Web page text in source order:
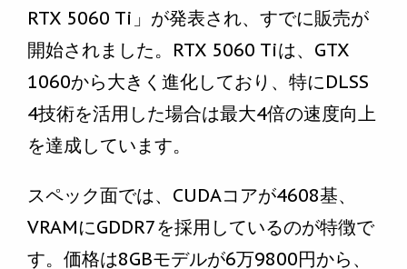
RTX 5060 Ti」が発表され、すでに販売が
開始されました。RTX 5060 Tiは、GTX
1060から大きく進化しており、特にDLSS
4技術を活用した場合は最大4倍の速度向上
を達成しています。
スペック面では、CUDAコアが4608基、
VRAMにGDDR7を採用しているのが特徴で
す。価格は8GBモデルが6万9800円から、